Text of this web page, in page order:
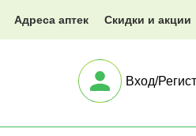
Адреса аптек Скидки и акции
Вход/